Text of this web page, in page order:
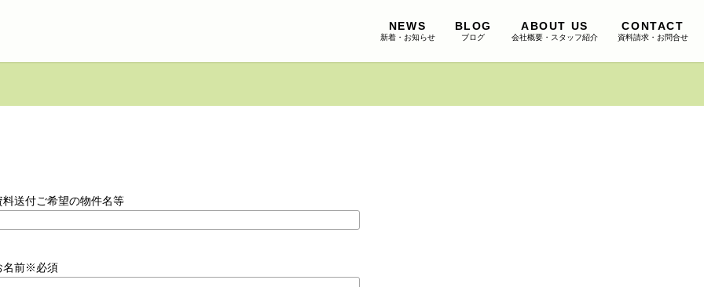
NEWS
新着・お知らせ
BLOG
ブログ
ABOUT US
会社概要・スタッフ紹介
CONTACT
資料請求・お問合せ
料送付ご希望の物件名等
名前※必須